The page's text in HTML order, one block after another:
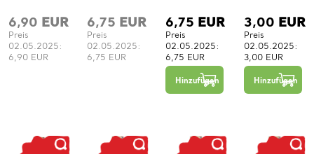
6,90 EUR
Preis
02.05.2025:
6,90 EUR
6,75 EUR
Preis
02.05.2025:
6,75 EUR
6,75 EUR
Preis
02.05.2025:
6,75 EUR
Hinzufügen 1 +
3,00 EUR
Preis
02.05.2025:
3,00 EUR
Hinzufügen